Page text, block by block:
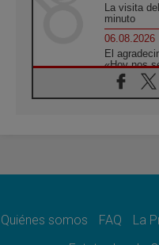
La visita
minuto
06.08.2026
El
«Hoy nos
06.08.2026
Líbano:
paz
Quiénes somos FAQ La